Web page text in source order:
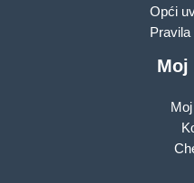
Opći
Moj